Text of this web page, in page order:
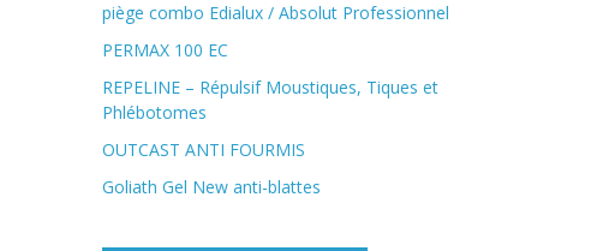
piège combo Edialux / Absolut Professionnel
PERMAX 100 EC
REPELINE – Répulsif Moustiques, Tiques et
Phlébotomes
OUTCAST ANTI FOURMIS
Goliath Gel New anti-blattes